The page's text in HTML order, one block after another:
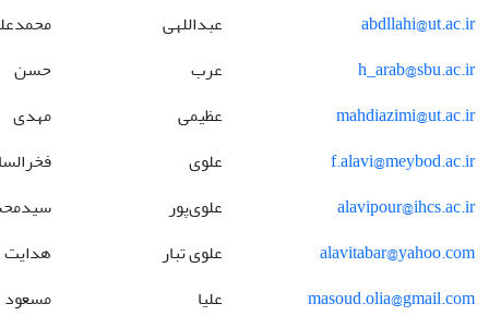
abdllahi@ut.ac.ir
عبداللهی
h_arab@sbu.ac.ir
عرب
حسن
mahdiazimi@ut.ac.ir
عظیمی
مهدی
f.alavi@meybod.ac.ir
علوی
alavipour@ihcs.ac.ir
علوی‌پور
alavitabar@yahoo.com
علوی تبار
هدایت
masoud.olia@gmail.com
علیا
مسعود